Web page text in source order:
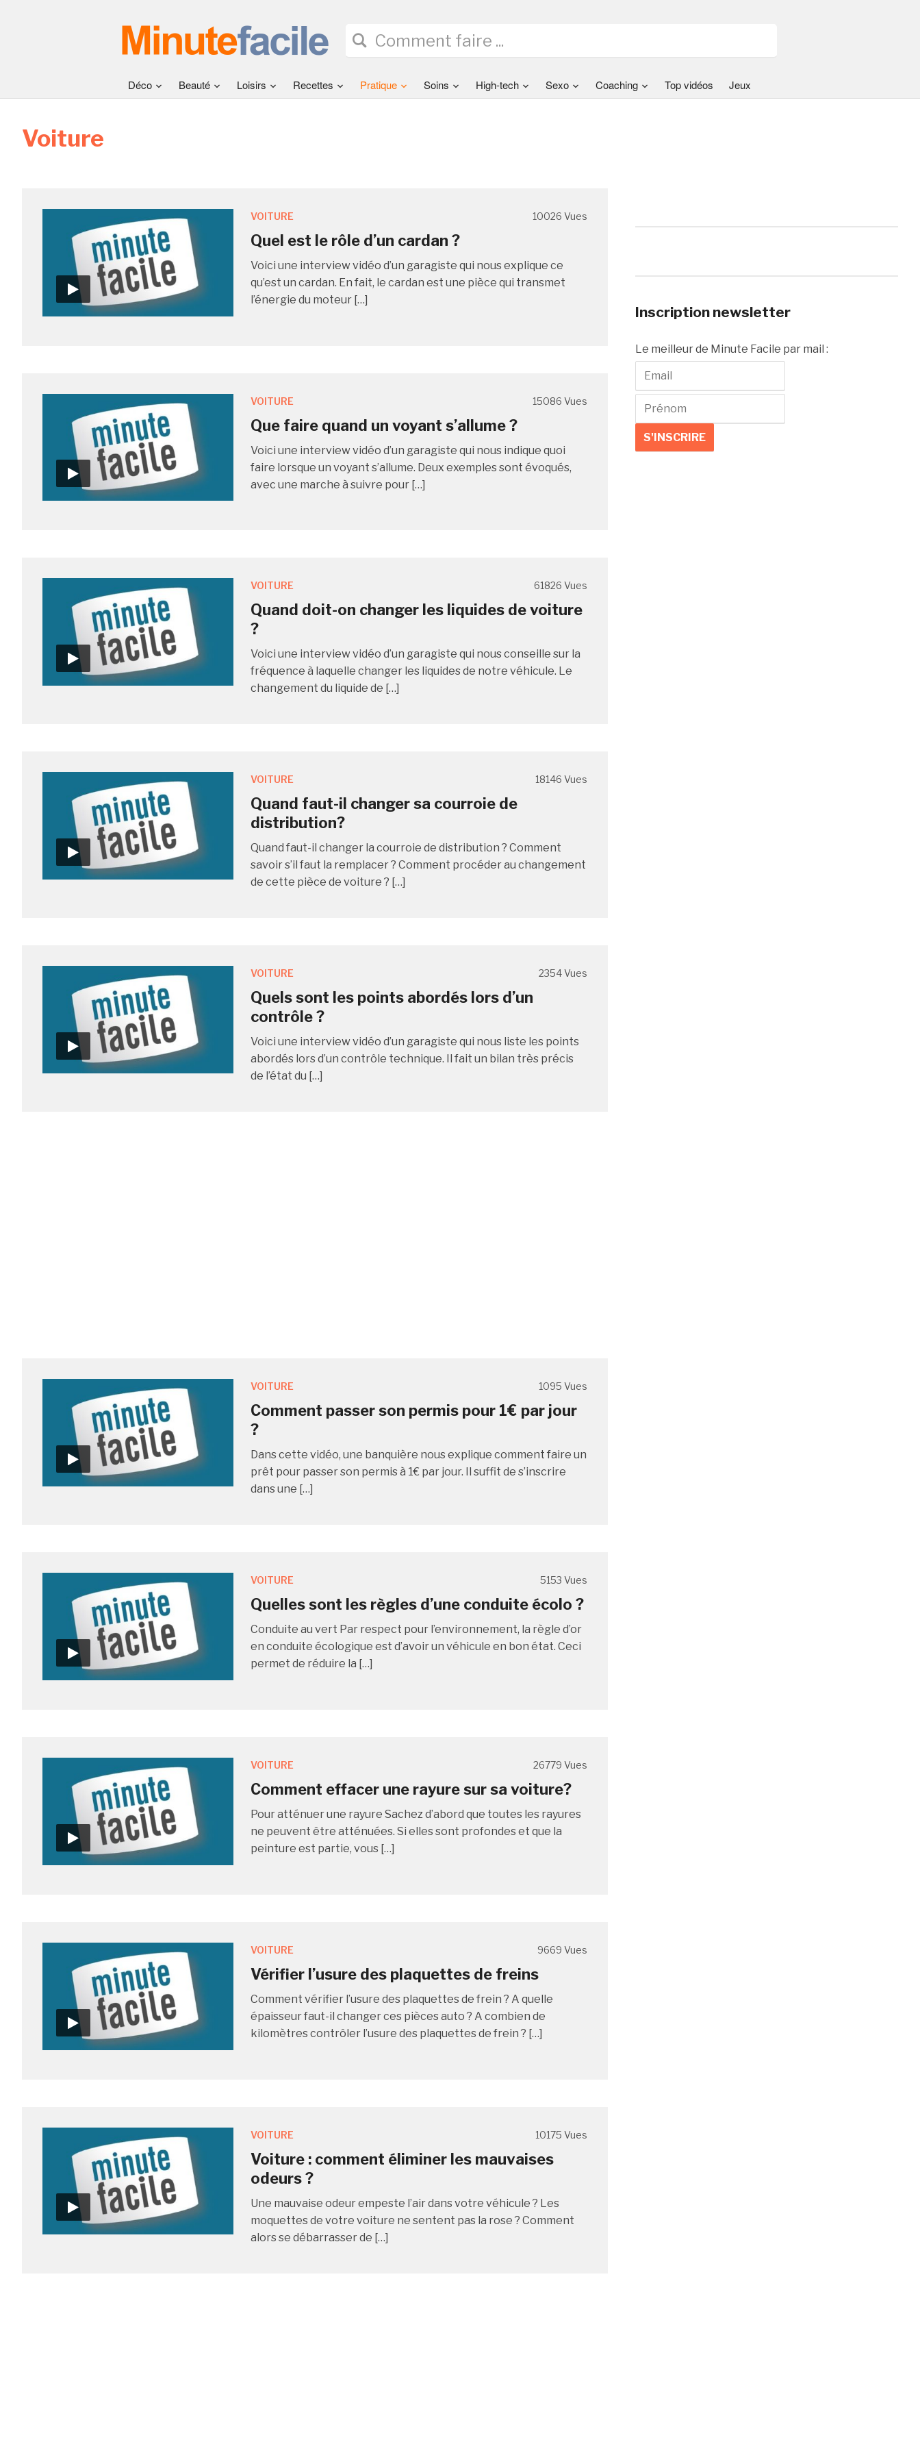
Déco Beauté Loisirs Recettes Pratique Soins High-tech Sexo Coaching Top vidéos Jeux
Voiture
VOITURE 10026 Vues
Quel est le rôle d’un cardan ?
Voici une interview vidéo d’un garagiste qui nous explique ce
qu’est un cardan. En fait, le cardan est une pièce qui transmet
l’énergie du moteur […]
VOITURE 15086 Vues
Que faire quand un voyant s’allume ?
Voici une interview vidéo d’un garagiste qui nous indique quoi
faire lorsque un voyant s’allume. Deux exemples sont évoqués,
avec une marche à suivre pour […]
VOITURE 61826 Vues
Quand doit-on changer les liquides de voiture
?
Voici une interview vidéo d’un garagiste qui nous conseille sur la
fréquence à laquelle changer les liquides de notre véhicule. Le
changement du liquide de […]
VOITURE 18146 Vues
Quand faut-il changer sa courroie de
distribution?
Quand faut-il changer la courroie de distribution ? Comment
savoir s’il faut la remplacer ? Comment procéder au changement
de cette pièce de voiture ? […]
VOITURE 2354 Vues
Quels sont les points abordés lors d’un
contrôle ?
Voici une interview vidéo d’un garagiste qui nous liste les points
abordés lors d’un contrôle technique. Il fait un bilan très précis
de l’état du […]
VOITURE 1095 Vues
Comment passer son permis pour 1€ par jour
?
Dans cette vidéo, une banquière nous explique comment faire un
prêt pour passer son permis à 1€ par jour. Il suffit de s’inscrire
dans une […]
VOITURE 5153 Vues
Quelles sont les règles d’une conduite écolo ?
Conduite au vert Par respect pour l’environnement, la règle d’or
en conduite écologique est d’avoir un véhicule en bon état. Ceci
permet de réduire la […]
VOITURE 26779 Vues
Comment effacer une rayure sur sa voiture?
Pour atténuer une rayure Sachez d’abord que toutes les rayures
ne peuvent être atténuées. Si elles sont profondes et que la
peinture est partie, vous […]
VOITURE 9669 Vues
Vérifier l’usure des plaquettes de freins
Comment vérifier l’usure des plaquettes de frein ? A quelle
épaisseur faut-il changer ces pièces auto ? A combien de
kilomètres contrôler l’usure des plaquettes de frein ? […]
VOITURE 10175 Vues
Voiture : comment éliminer les mauvaises
odeurs ?
Une mauvaise odeur empeste l’air dans votre véhicule ? Les
moquettes de votre voiture ne sentent pas la rose ? Comment
alors se débarrasser de […]
Inscription newsletter
Le meilleur de Minute Facile par mail :